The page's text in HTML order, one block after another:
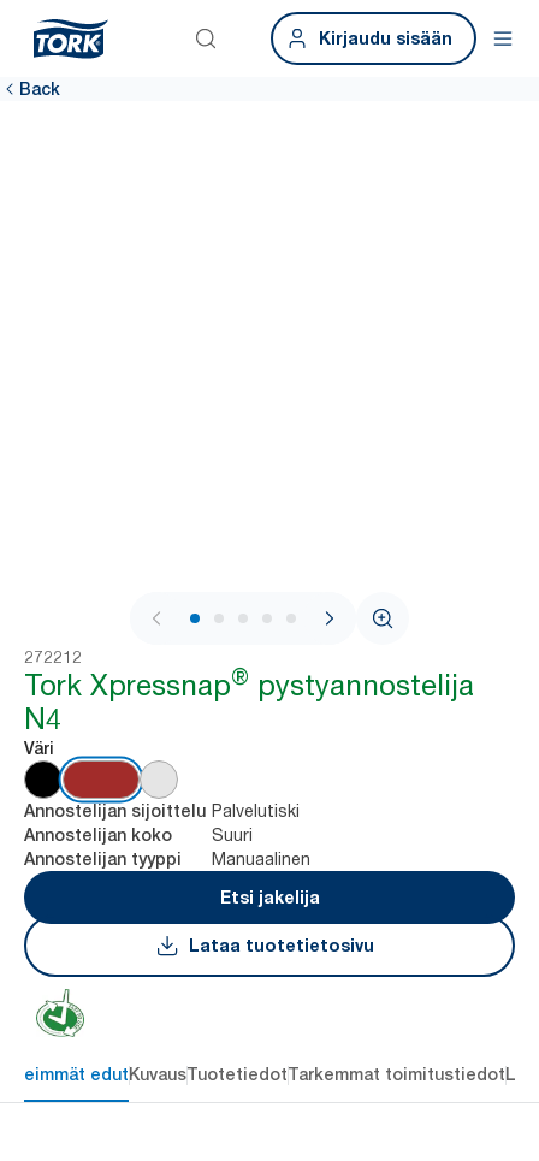
Kirjaudu sisään
Back
1 / 8
272212
Tork Xpressnap® pystyannostelija
N4
Väri
Annostelijan sijoittelu Palvelutiski
Annostelijan koko Suuri
Annostelijan tyyppi
Manuaalinen
Etsi jakelija
Lataa tuotetietosivu
edutKuvausTuotetiedotTarkemmat toimitustiedot